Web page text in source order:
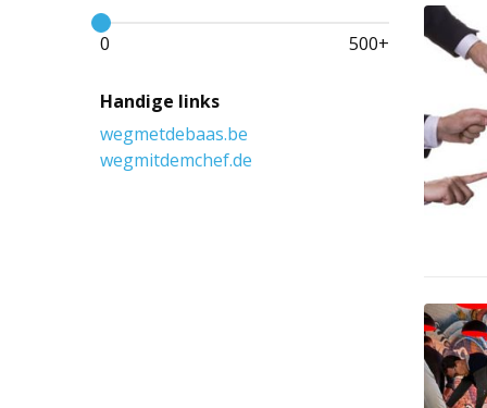
0 500+
Handige links
wegmetdebaas.be
wegmitdemchef.de